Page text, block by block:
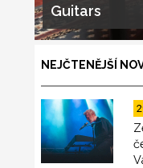
Guitars
NEJČTENĚJŠÍ